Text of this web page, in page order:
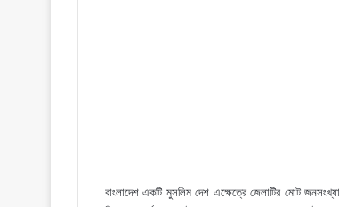
বাংলাদেশ একটি মুসলিম দেশ এক্ষেত্রে জেলাটির মোট